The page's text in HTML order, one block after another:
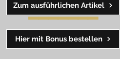
━━━━━━━
Hier mit Bonus bestellen
Zum ausführlichen Artikel